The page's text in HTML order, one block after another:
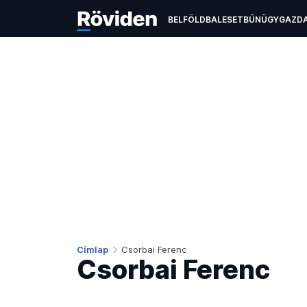
BELFÖLDBALESETBŰNÜGY
Címlap Csorbai Ferenc
Csorbai Ferenc